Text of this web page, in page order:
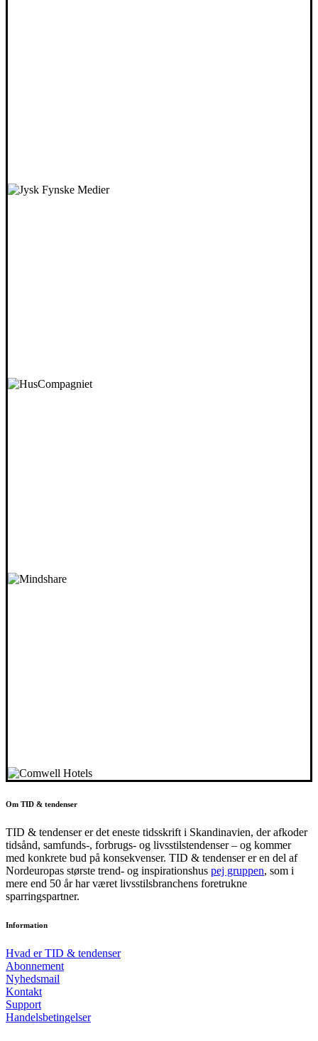
Om TID & tendenser
TID & tendenser er det eneste tidsskrift i Skandinavien, der afkoder
tidsånd, samfunds-, forbrugs- og livsstilstendenser – og kommer
med konkrete bud på konsekvenser. TID & tendenser er en del af
Nordeuropas største trend- og inspirationshus pej gruppen, som i
mere end 50 år har været livsstilsbranchens foretrukne
sparringspartner.
Information
Hvad er TID & tendenser
Abonnement
Nyhedsmail
Kontakt
Support
Handelsbetingelser